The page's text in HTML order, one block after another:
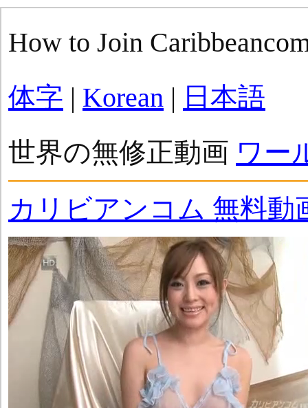
How to Join
体字 | Korean | 日本語
世界の無修正動画 ワー
カリビアンコム 無料動